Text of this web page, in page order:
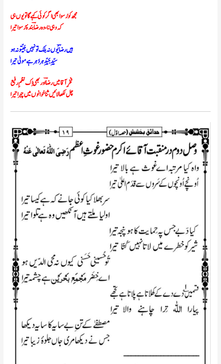
مجھ کو رُسوا بھی اگر کوئی کہے گا تو یوں ہی
کہ وہی نا، وہ رضاؔ بندۂ رُسوا تیرا
ہیں رضاؔ یُوں نہ بلک تو نہیں جَیِّتو نہ ہو
سیِّدِ جَیِّدِ ہر دَہر ہے مولیٰ تیرا
فخرِ آقا میں رضاؔ اور بھی اِک نظمِ رفیع
چل لکھا لائیں ثنا خوانوں میں چہرا تیرا